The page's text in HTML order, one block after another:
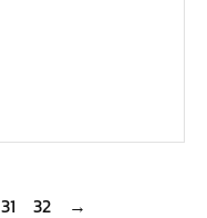
31 32 →